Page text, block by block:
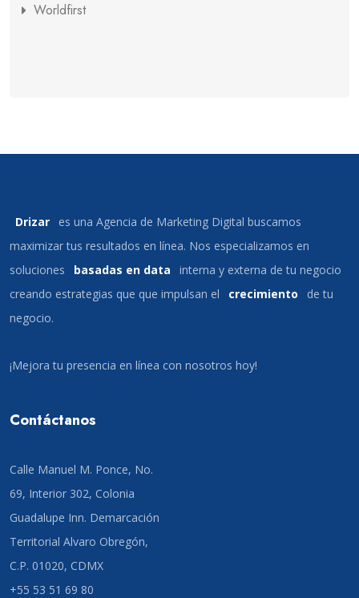
Worldfirst
Drizar
es una Agencia de Marketing Digital buscamos
maximizar tus resultados en línea. Nos especializamos en
soluciones
basadas en data
interna y externa de tu negocio
creando estrategias que que impulsan el
crecimiento
de tu
negocio.
¡Mejora tu presencia en línea con nosotros hoy!
Contáctanos
Calle Manuel M. Ponce, No.
69, Interior 302, Colonia
Guadalupe Inn. Demarcación
Territorial Alvaro Obregón,
C.P. 01020, CDMX
+55 53 51 69 80